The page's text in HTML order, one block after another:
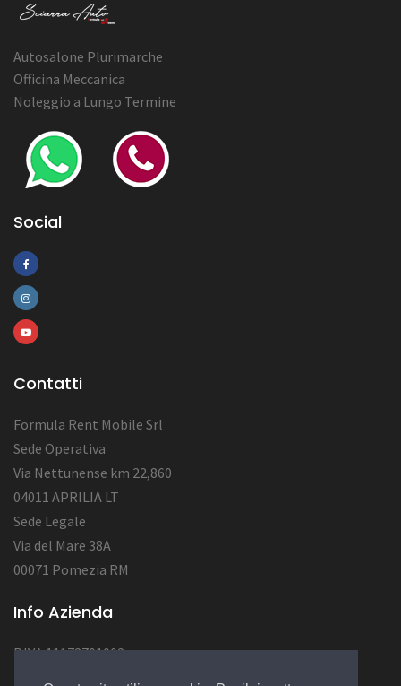
Autosalone Plurimarche
Officina Meccanica
Noleggio a Lungo Termine
Social
Contatti
Formula Rent Mobile Srl
Sede Operativa
Via Nettunense km 22,860
04011 APRILIA LT
Sede Legale
Via del Mare 38A
00071 Pomezia RM
Info Azienda
P.IVA 11172701002